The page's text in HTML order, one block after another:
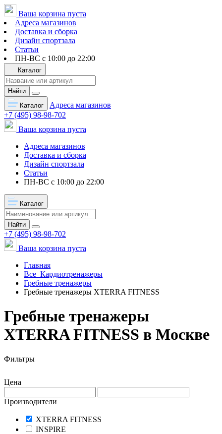
Ваша корзина пуста
Адреса магазинов
Доставка и сборка
Дизайн спортзала
Статьи
ПН-ВС с 10:00 до 22:00
Каталог
Найти
Каталог
Адреса магазинов
+7 (495) 98-98-702
Ваша корзина пуста
Адреса магазинов
Доставка и сборка
Дизайн спортзала
Статьи
ПН-ВС с 10:00 до 22:00
Каталог
Найти
+7 (495) 98-98-702
Ваша корзина пуста
Главная
Все Кардиотренажеры
Гребные тренажеры
Гребные тренажеры XTERRA FITNESS
Гребные тренажеры
XTERRA FITNESS в Москве
Фильтры
Цена
Производители
XTERRA FITNESS
INSPIRE